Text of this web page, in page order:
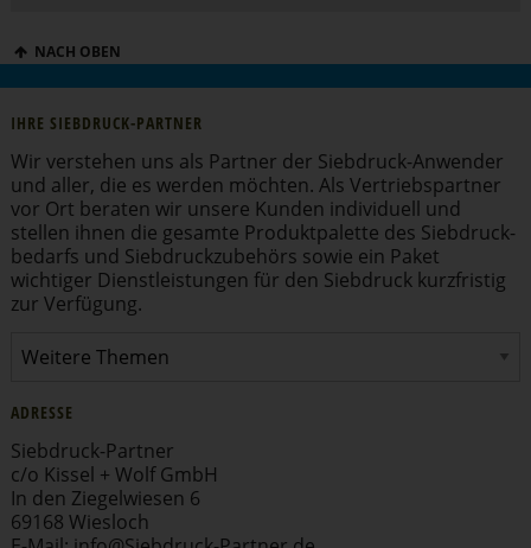
NACH OBEN
IHRE SIEBDRUCK-PARTNER
Wir verstehen uns als Partner der Siebdruck-Anwender
und aller, die es werden möchten. Als Vertriebs­partner
vor Ort beraten wir unsere Kunden individuell und
stellen ihnen die gesamte Produkt­pa­lette des Siebdruck­
be­darfs und Siebdruck­zu­behörs sowie ein Paket
wichtiger Dienst­leis­tungen für den Siebdruck kurzfristig
zur Verfügung.
ADRESSE
Siebdruck-Partner
c/o Kissel + Wolf GmbH
In den Ziegel­wiesen 6
69168 Wiesloch